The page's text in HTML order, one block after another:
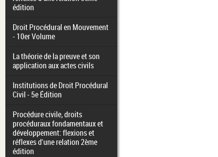
édition
Droit Procédural en Mouvement
- 10er Volume
La théorie de la preuve et son
application aux actes civils
Institutions de Droit Procédural
Civil - 5e Édition
Procédure civile, droits
procéduraux fondamentaux et
développement: flexions et
réflexes d'une relation 2ème
édition